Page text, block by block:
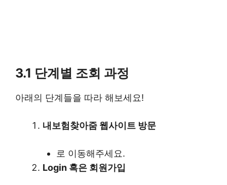
3.1 단계별 조회 과정
아래의 단계들을 따라 해보세요!
내보험찾아줌 웹사이트 방문
로 이동해주세요.
Login 혹은 회원가입